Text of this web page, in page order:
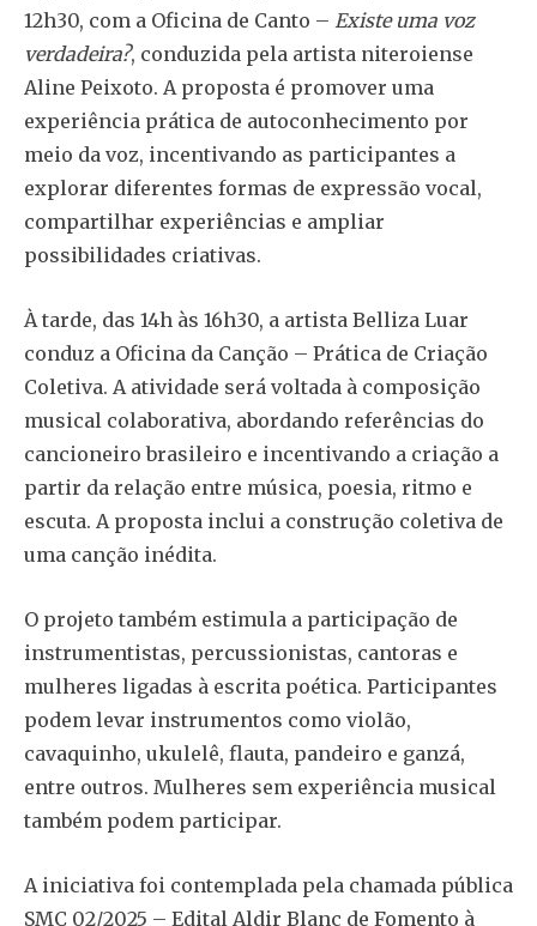
12h30, com a Oficina de Canto – Existe uma voz
verdadeira?, conduzida pela artista niteroiense
Aline Peixoto. A proposta é promover uma
experiência prática de autoconhecimento por
meio da voz, incentivando as participantes a
explorar diferentes formas de expressão vocal,
compartilhar experiências e ampliar
possibilidades criativas.
À tarde, das 14h às 16h30, a artista Belliza Luar
conduz a Oficina da Canção – Prática de Criação
Coletiva. A atividade será voltada à composição
musical colaborativa, abordando referências do
cancioneiro brasileiro e incentivando a criação a
partir da relação entre música, poesia, ritmo e
escuta. A proposta inclui a construção coletiva de
uma canção inédita.
O projeto também estimula a participação de
instrumentistas, percussionistas, cantoras e
mulheres ligadas à escrita poética. Participantes
podem levar instrumentos como violão,
cavaquinho, ukulelê, flauta, pandeiro e ganzá,
entre outros. Mulheres sem experiência musical
também podem participar.
A iniciativa foi contemplada pela chamada pública
SMC 02/2025 – Edital Aldir Blanc de Fomento à